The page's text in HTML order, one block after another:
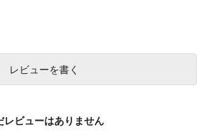
レビューを書く
レビューはありません